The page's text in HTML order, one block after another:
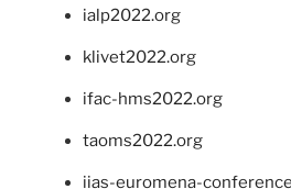
ialp2022.org
klivet2022.org
ifac-hms2022.org
taoms2022.org
iias-euromena-